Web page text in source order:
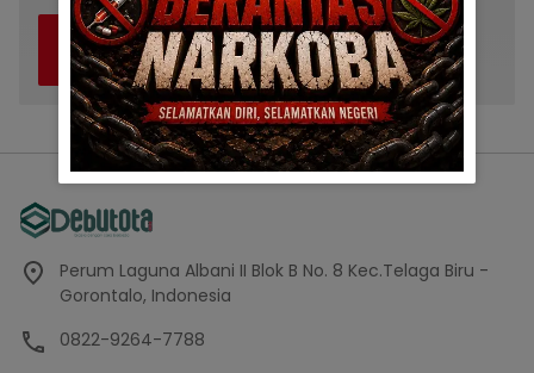
5
Menemukan Cara Berbeda dalam
Berbicara
20 April 2024 0
Perum Laguna Albani II Blok B No. 8 Kec.Telaga Biru -
Gorontalo, Indonesia
0822-9264-7788